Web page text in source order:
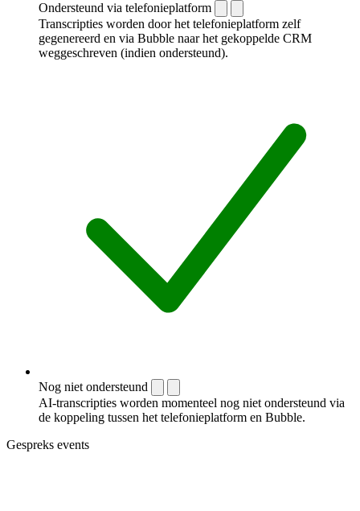
Ondersteund via telefonieplatform
Transcripties worden door het telefonieplatform zelf
gegenereerd en via Bubble naar het gekoppelde CRM
weggeschreven (indien ondersteund).
Nog niet ondersteund
AI-transcripties worden momenteel nog niet ondersteund via
de koppeling tussen het telefonieplatform en Bubble.
Gespreks events